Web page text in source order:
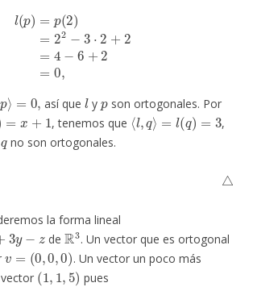
(2)= 2−3⋅2
⟩
así que
l
y son ortogonales. Por
=x 1
, tenemos que
⟨l,q⟩=l(q)=3
,
no son ortogonales.
△
la forma lineal
z
de
R3
. Un vector que es ortogonal
v=( ,0, 0)
. Un vector un poco más
(1,1,5)
pues